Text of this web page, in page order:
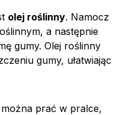
olej roślinny. Namocz
a następnie
gumy. Olej roślinny
gumy, ułatwiając
prać w pralce,